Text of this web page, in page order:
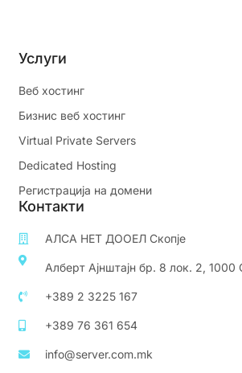
Услуги
Веб хостинг
Бизнис веб хостинг
Virtual Private Servers
Dedicated Hosting
Регистрација на домени
Контакти
АЛСА НЕТ ДООЕЛ Скопје
Алберт Ајнштајн бр. 8 лок. 2, 1000
+389 2 3225 167
+389 76 361 654
info@server.com.mk